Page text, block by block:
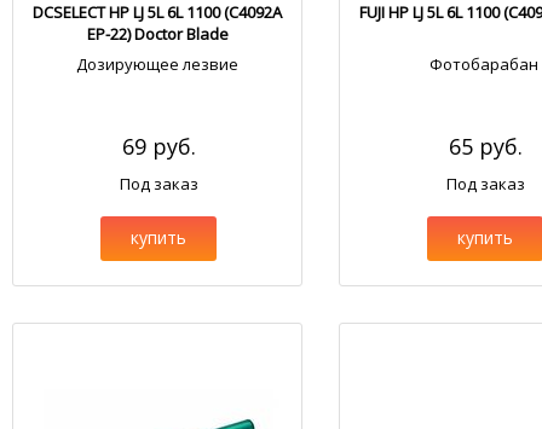
DCSELECT HP LJ 5L 6L 1100 (C4092A
EP-22) Doctor Blade
Дозирующее лезвие
69 руб.
Под заказ
купить
FUJI HP LJ 5L 6L 1100
Фотобарабан
65 руб.
Под заказ
купить